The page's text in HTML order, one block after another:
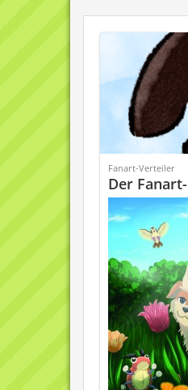
Fanart-Verteiler
Der